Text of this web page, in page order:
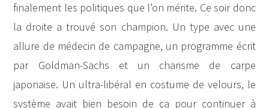
finalement les politiques que l’on mérite. Ce soir donc
la droite a trouvé son champion. Un type avec une
allure de médecin de campagne, un programme écrit
par Goldman-Sachs et un charisme de carpe
japonaise. Un ultra-libéral en costume de velours, le
système avait bien besoin de ça pour continuer à